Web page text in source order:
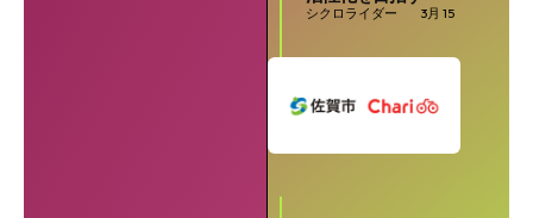
シクロライダー 3月 15